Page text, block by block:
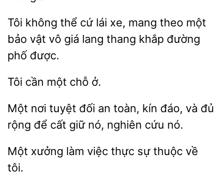
Tôi không thể cứ lái xe, mang theo một
bảo vật
lang thang khắp
phố được.
Tôi ở.
Một nơi tuyệt đối an toàn, kín
và đủ
để
giữ nó, nghiên cứu nó.
Một xưởng làm việc
sự
tôi.